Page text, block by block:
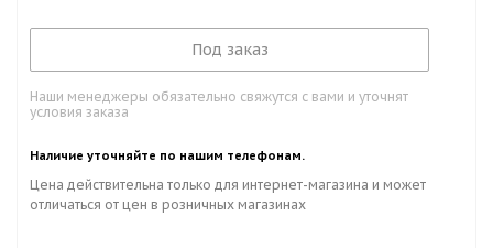
Под заказ
Наши менеджеры обязательно свяжутся с вами и уточнят
условия заказа
Наличие уточняйте по нашим телефонам.
Цена действительна только для интернет-магазина и может
отличаться от цен в розничных магазинах